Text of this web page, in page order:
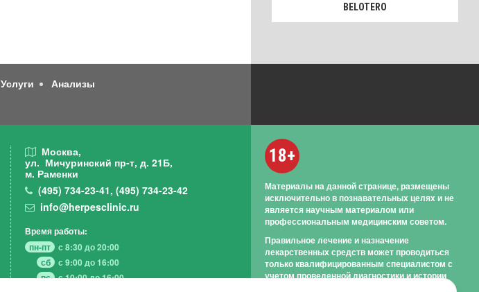
BELOTERO
Услуги
Анализы
Москва,
ул. Мичуринский пр-т, д. 21Б,
м. Раменки
(495)734-23-41,(495)734-23-42
info@herpesclinic.ru
Время работы:
пн-пт
с 8:30 до 20:00
сб
с 9:00 до 16:00
вс
с 10:00 до 16:00
18+
Материалы на данной странице, размещены
исключительно в познавательных целях и не
является научным материалом или
профессиональным медицинским советом.
Правильное лечение и назначение
лекарственных средств может проводиться
только квалифицированным специалистом с
учетом проведенной диагностики и истории